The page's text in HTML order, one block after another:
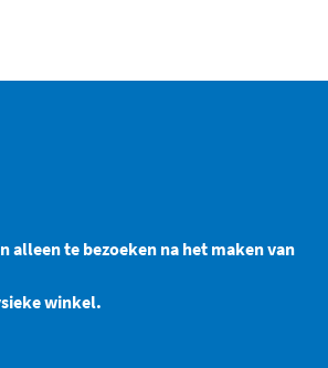
alleen te bezoeken na het maken van
winkel.